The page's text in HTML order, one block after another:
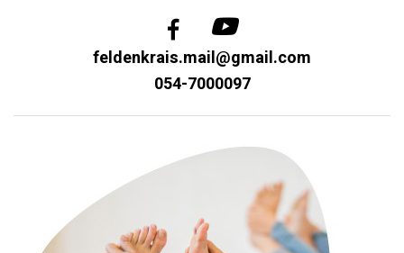
feldenkrais.mail@gmail.com
054-7000097